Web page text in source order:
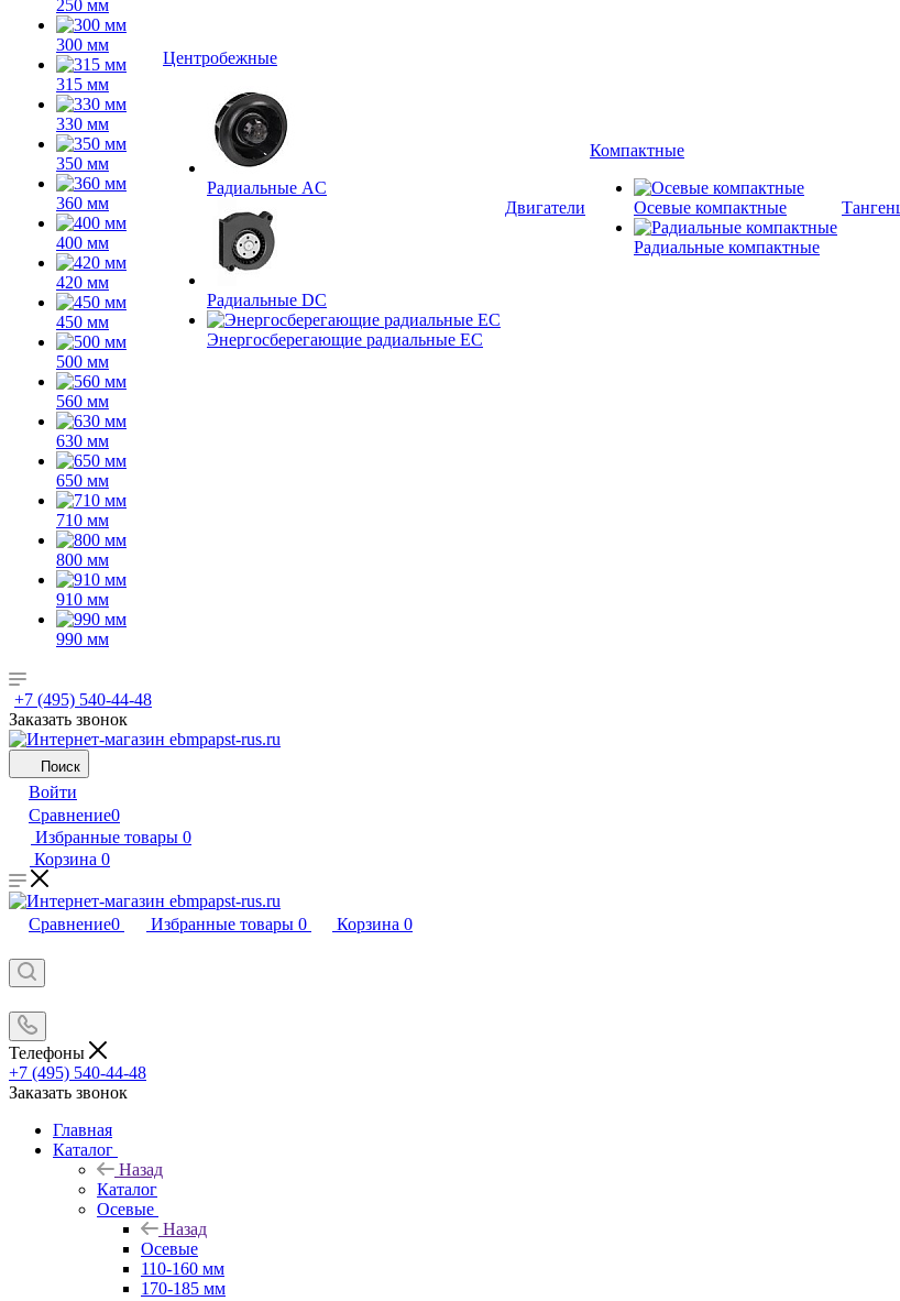
250 мм
300 мм
315 мм
330 мм
350 мм
360 мм
400 мм
420 мм
450 мм
500 мм
560 мм
630 мм
650 мм
710 мм
800 мм
910 мм
990 мм
Центробежные
Радиальные AC
Радиальные DC
Энергосберегающие радиальные EC
Двигатели
Компактные
Осевые компактные
Радиальные компактные
+7 (495) 540-44-48
Заказать звонок
Поиск
Войти
Сравнение0
Избранные товары 0
Корзина 0
Сравнение0 Избранные товары 0 Корзина 0
Телефоны
+7 (495) 540-44-48
Заказать звонок
Главная
Каталог
Назад
Каталог
Осевые
Назад
Осевые
110-160 мм
170-185 мм